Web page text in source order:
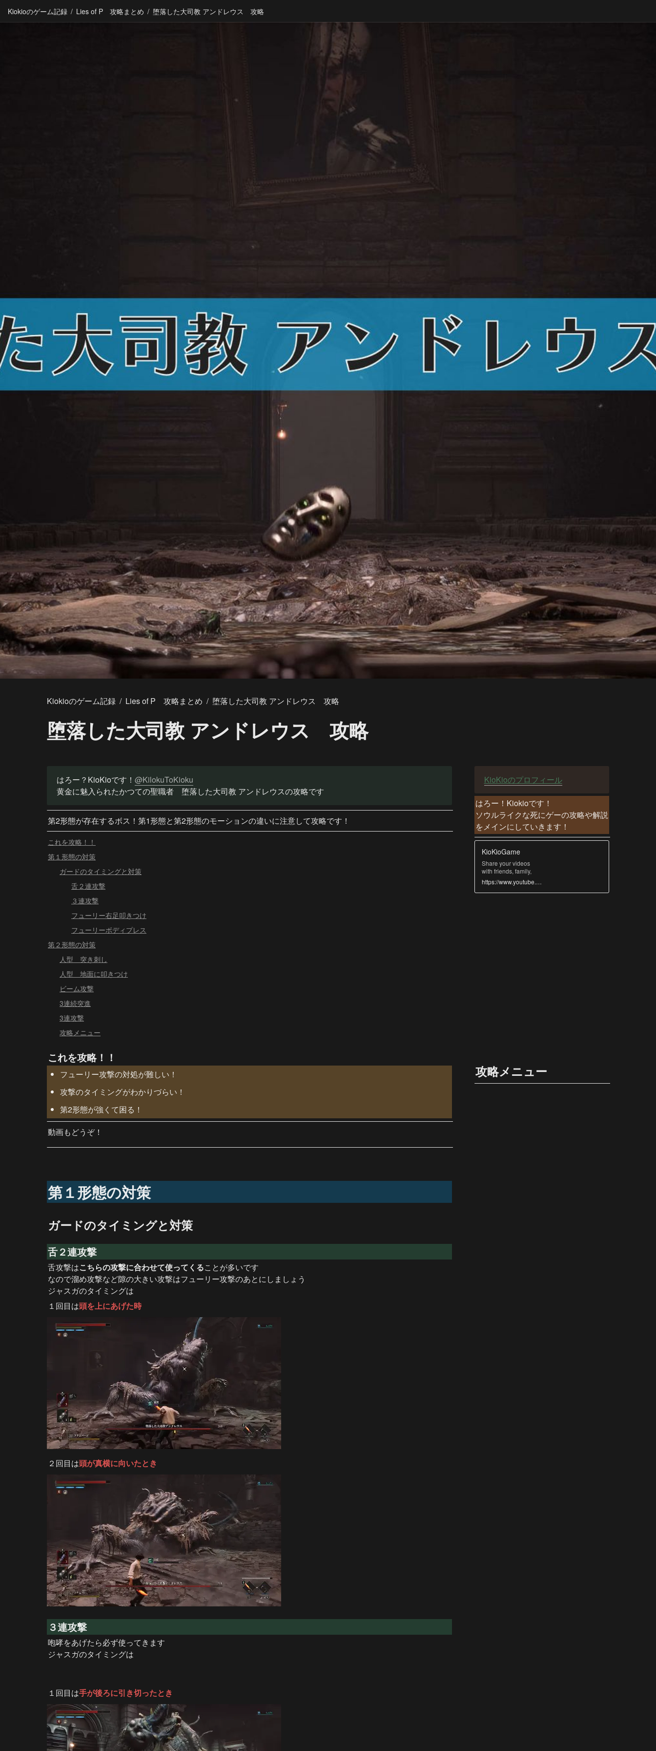
Kiokioのゲーム記録 / Lies of P 攻略まとめ / 堕落した大司教 アンドレウス 攻略
Kiokioのゲーム記録 / Lies of P 攻略まとめ / 堕落した大司教 アンドレウス 攻略
堕落した大司教 アンドレウス 攻略
はろー？KioKioです！ @KilokuToKioku
黄金に魅入られたかつての聖職者　堕落した大司教 アンドレウスの攻略です
第2形態が存在するボス！第1形態と第2形態のモーションの違いに注意して攻略です！
これを攻略！！
第１形態の対策
ガードのタイミングと対策
舌２連攻撃
３連攻撃
フューリー右足叩きつけ
フューリーボディプレス
第２形態の対策
人型 突き刺し
人型 地面に叩きつけ
ビーム攻撃
3連続突進
3連攻撃
攻略メニュー
これを攻略！！
フューリー攻撃の対処が難しい！
攻撃のタイミングがわかりづらい！
第2形態が強くて困る！
動画もどうぞ！
第１形態の対策
ガードのタイミングと対策
舌２連攻撃
舌攻撃はこちらの攻撃に合わせて使ってくることが多いです
なので溜め攻撃など隙の大きい攻撃はフューリー攻撃のあとにしましょう
ジャスガのタイミングは
１回目は頭を上にあげた時
２回目は頭が真横に向いたとき
３連攻撃
咆哮をあげたら必ず使ってきます
ジャスガのタイミングは
１回目は手が後ろに引き切ったとき
KioKioのプロフィール
はろー！Kiokioです！
ソウルライクな死にゲーの攻略や解説
をメインにしていきます！
KioKioGame
Share your videos
with friends, family,
and the world
https://www.youtube.com/@GAMES-fb2uk
攻略メニュー